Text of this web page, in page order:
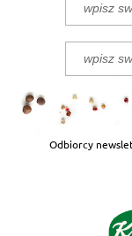
Odbiorcy